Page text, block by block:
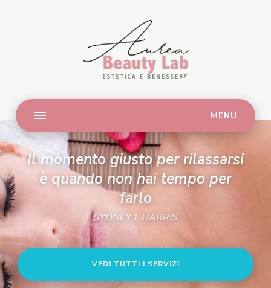
Aurea
Estetica e benessere
Il momento giusto per rilassarsi
è quando non hai tempo per
farlo
SYDNEY J. HARRIS
VEDI TUTTI I SERVIZI